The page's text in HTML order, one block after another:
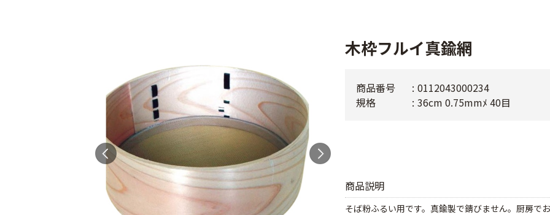
木枠フルイ真鍮網
商品説明
そば粉ふるい用です。真鍮製で錆びません。厨房で
商品番号
0112043000234
規格
36cm 0.75mmﾒ 40目